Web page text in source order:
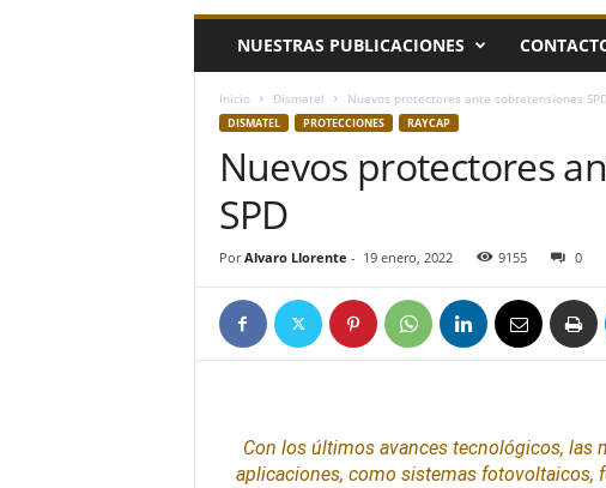
h
y
NUESTRAS PUBLICACIONES
Inicio Dismatel Nuevos protectores ante sobretensiones
DISMATEL PROTECCIONES RAYCAP
Nuevos protectores
SPD
Por Alvaro Llorente - 19 enero, 2022 9155 0
Con los últimos avances tecnológicos, las
aplicaciones, como sistemas fotovoltaicos,